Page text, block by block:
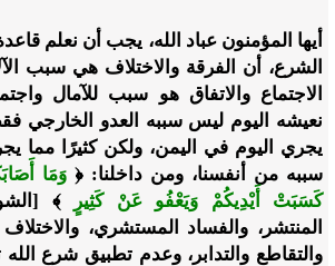
أيها المؤمنون عباد الله، يجب أن نعلم
الشرع، أن الفرقة والاختلاف هي سبب
الاجتماع والاتفاق هو سبب للآمال
نعيشه اليوم ليس سببه العدو الخارجي
يجري اليوم في اليمن، ولكن كثيرًا مما
سببه من أنفسنا، ومن داخلنا: ﴿ وَمَا
كَسَبَتْ أَيْدِيكُمْ وَيَعْفُو عَنْ كَثِيرٍ
المنتشر، والفساد المستشري،
والتقاطع والتدابر، وعدم تطبيق شرع الله